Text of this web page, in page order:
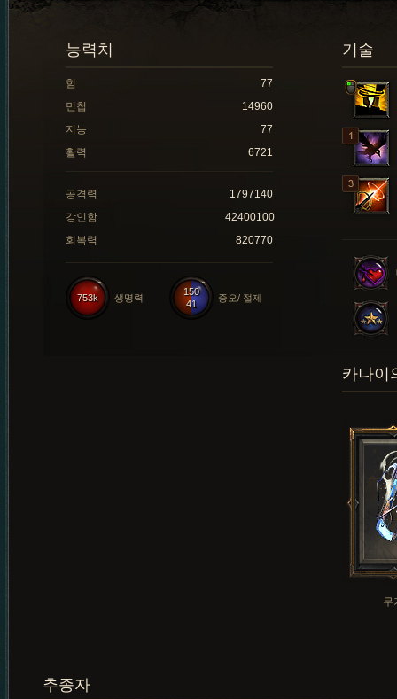
기술
능력치
힘
77
민첩
14960
지능
77
활력
6721
공격력
1797140
강인함
42400100
회복력
820770
150
41
증오/ 절제
753k 생명력
카나이
무
추종자